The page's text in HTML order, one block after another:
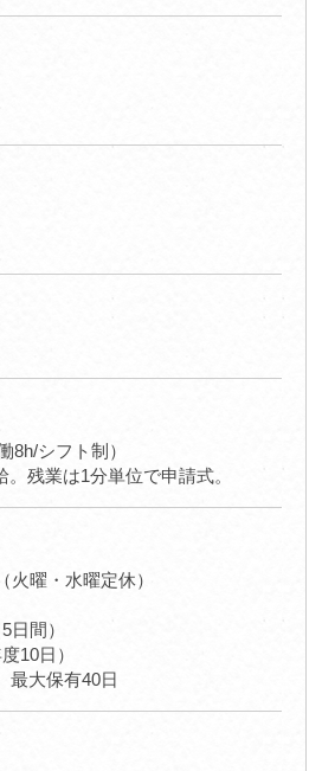
8h/シフト制）
。残業は1分単位で申請式。
火曜・水曜定休）
日間）
10日）
最大保有40日